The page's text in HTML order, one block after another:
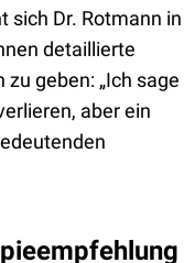
sich Dr. Rotmann in
detaillierte
geben: „Ich sage
aber ein